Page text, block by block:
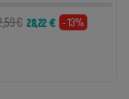
€ 28,22 € - 13%